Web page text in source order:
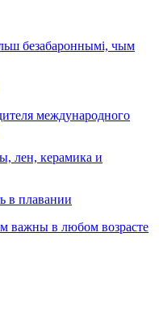
безабароннымі, чым
международного
лен, керамика и
в плавании
важны в любом возрасте